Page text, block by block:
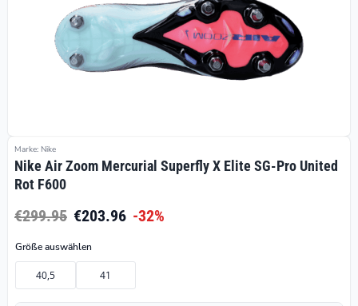
Marke: Nike
Nike Air Zoom Mercurial Superfly X Elite SG-Pro United
Rot F600
€299.95 €203.96 -32%
Größe auswählen
40,5 41